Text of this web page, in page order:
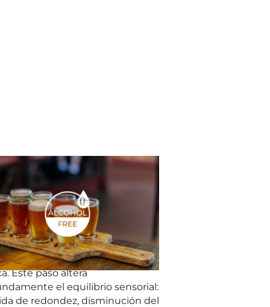
conseguir un buen perfil
en una cerveza sin
de una cerveza sin
no consiste simplemente en
el alcohol de una receta
Este paso altera
el equilibrio sensorial:
de redondez, disminución del